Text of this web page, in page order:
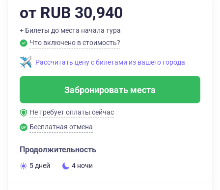
от RUB 30,940
+ Билеты до места начала тура
Что включено в стоимость?
Рассчитать цену с билетами из вашего города
Забронировать места
Не требует оплаты сейчас
Бесплатная отмена
Продолжительность
5 дней 4 ночи